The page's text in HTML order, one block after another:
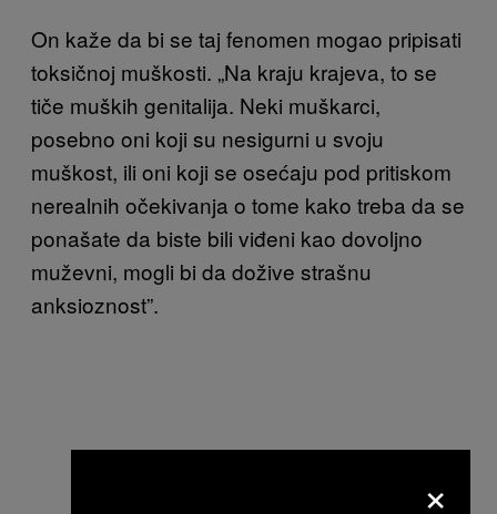
On kaže da bi se taj fenomen mogao pripisati
toksičnoj muškosti. „Na kraju krajeva, to se
tiče muških genitalija. Neki muškarci,
posebno oni koji su nesigurni u svoju
muškost, ili oni koji se osećaju pod pritiskom
nerealnih očekivanja o tome kako treba da se
ponašate da biste bili viđeni kao dovoljno
muževni, mogli bi da dožive strašnu
anksioznost”.
×